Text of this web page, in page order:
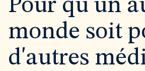
Pour qu'un
monde soit
d'autres